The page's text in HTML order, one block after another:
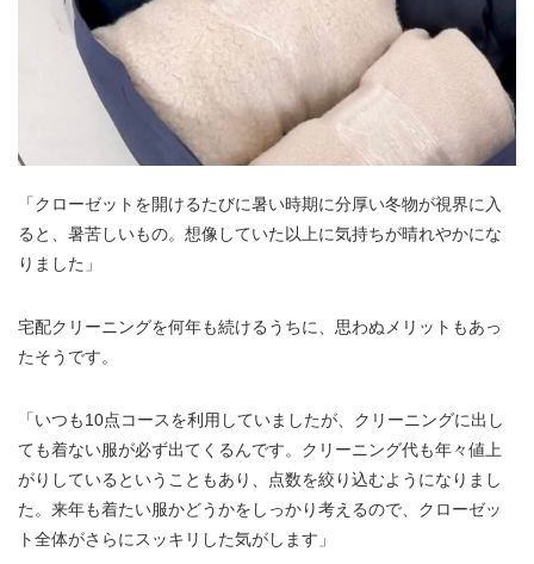
「クローゼットを開けるたびに暑い時期に分厚い冬物が視界に入
ると、暑苦しいもの。想像していた以上に気持ちが晴れやかにな
りました」
宅配クリーニングを何年も続けるうちに、思わぬメリットもあっ
たそうです。
「いつも10点コースを利用していましたが、クリーニングに出し
ても着ない服が必ず出てくるんです。クリーニング代も年々値上
がりしているということもあり、点数を絞り込むようになりまし
た。来年も着たい服かどうかをしっかり考えるので、クローゼッ
ト全体がさらにスッキリした気がします」